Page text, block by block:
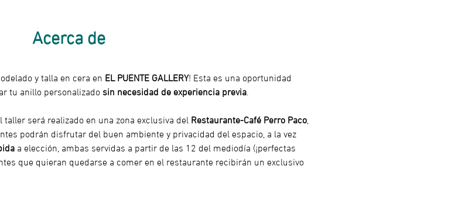
Acerca de
y talla en cera en EL PUENTE GALLERY! Esta es una oportunidad
tu anillo personalizado sin necesidad de experiencia previa.
taller será realizado en una zona exclusiva del Restaurante-Café Perro Paco,
podrán disfrutar del buen ambiente y privacidad del espacio, a la vez
a elección, ambas servidas a partir de las 12 del mediodía (¡perfectas
que quieran quedarse a comer en el restaurante recibirán un exclusivo